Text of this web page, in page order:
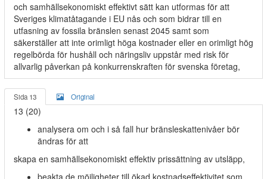
och samhällsekonomiskt effektivt sätt kan utformas för att
Sveriges klimatåtagande i EU nås och som bidrar till en
utfasning av fossila bränslen senast 2045 samt som
säkerställer att inte orimligt höga kostnader eller en orimligt hög
regelbörda för hushåll och näringsliv uppstår med risk för
allvarlig påverkan på konkurrenskraften för svenska företag,
Sida 13 Original
13 (20)
analysera om och i så fall hur bränsleskattenivåer bör
ändras för att
skapa en samhällsekonomiskt effektiv prissättning av utsläpp,
beakta de möjligheter till ökad kostnadseffektivitet som